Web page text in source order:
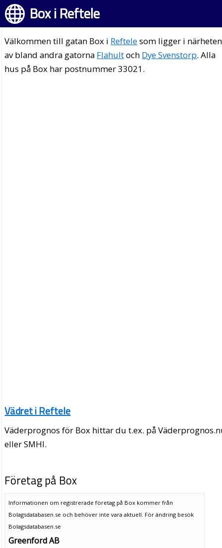
Box i Reftele
Välkommen till gatan Box i Reftelesom ligger i närheten
av bland andra gatorna Flahultoch Dye Svenstorp. Alla
hus på Box har postnummer 33021.
Vädret i Reftele
Väderprognos för Box hittar du t.ex. på
eller SMHI.
Företag på Box
Informationen om registrerade företag på Box kommer från
Bolagsdatabasen.se och behöver inte vara aktuell. För ändring besök
Bolagsdatabasen.se
Greenford AB